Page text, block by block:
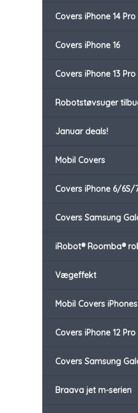
Covers iPhone 14 Pro
Covers iPhone 16
Covers iPhone 13 Pro
Robotstøvsuger
Januar deals!
Mobil Covers
Covers iPhone 6/
Covers Samsung
iRobot® Roomba®
Vægeffekt
Mobil Covers iPhones
Covers iPhone 12
Covers Samsung
Braava jet m-serien